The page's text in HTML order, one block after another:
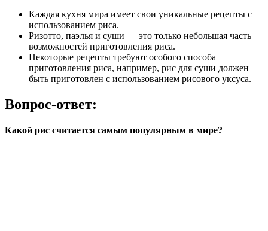
Каждая кухня мира имеет свои уникальные рецепты с
использованием риса.
Ризотто, паэлья и суши — это только небольшая часть
возможностей приготовления риса.
Некоторые рецепты требуют особого способа
приготовления риса, например, рис для суши должен
быть приготовлен с использованием рисового уксуса.
Вопрос-ответ:
Какой рис считается самым популярным в мире?